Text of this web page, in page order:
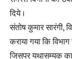
दिये ।
संतोष कुमार सारंगी,
कराया गया कि
जिसपर यथासम्यक